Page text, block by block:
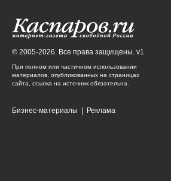
© 2005-2026. Все права защищены. v1
При полном или частичном использовании
материалов, опубликованных на страницах
сайта, ссылка на источник обязательна.
Бизнес-материалы Реклама